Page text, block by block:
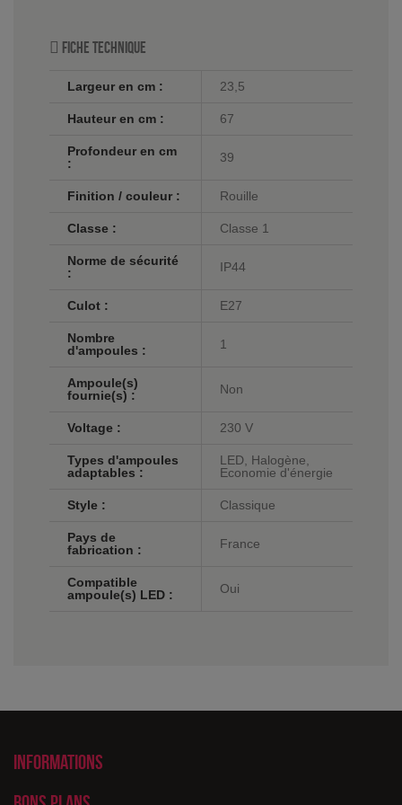
Fiche technique
Largeur en cm : 23,5
Hauteur en cm : 67
Profondeur en cm
:
39
Finition / couleur : Rouille
Classe : Classe 1
Norme de sécurité
:
IP44
Culot : E27
Nombre
d'ampoules :
1
Ampoule(s)
fournie(s) :
Non
Voltage : 230 V
Types d'ampoules
adaptables :
LED, Halogène,
Economie d'énergie
Style : Classique
Pays de
fabrication :
France
Compatible
ampoule(s) LED :
Oui
Informations